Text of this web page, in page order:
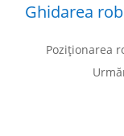
Ghidarea
Poziționarea